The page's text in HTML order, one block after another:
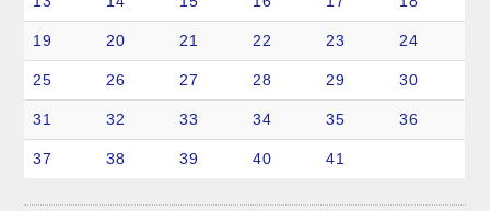
19 20 21 22 23 24
25 26 27 28 29 30
31 32 33 34 35 36
37 38 39 40 41